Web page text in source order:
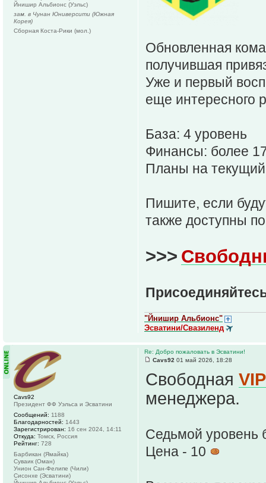
Обновленная
получившая
Уже и первый
еще интересного
База: 4 уровень
Финансы: более
Планы на
Пишите, если
также доступны
>>>
"Йнишир Альбионс"
Эсватини/Свазиленд
Йнишир Альбионс (Уэльс)
зам. в Чунан Юниверсити (Южная
Корея)
Сборная Коста-Рики (мол.)
Re: Добро пожаловать в Эсватини!
Cavs92 01 май 2026, 18:28
Свободная
менеджера.
Седьмой уровень
Цена - 10
Cavs92
Президент ФФ Уэльса и Эсватини
Сообщений: 1188
Благодарностей: 1443
Зарегистрирован: 16 сен 2024, 14:11
Откуда: Томск, Россия
Рейтинг: 728
Барбикан (Ямайка)
Суваик (Оман)
Унион Сан-Фелипе (Чили)
Сисонхе (Эсватини)